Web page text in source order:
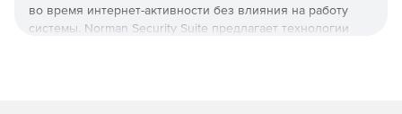
во время интернет-активности без влияния на работу
системы. Norman Security Suite предлагает технологии